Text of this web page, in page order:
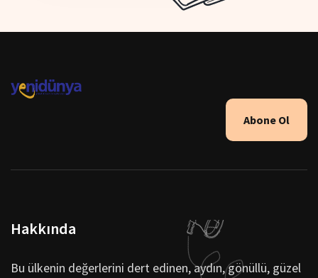
Abone Ol
Hakkında
Bu ülkenin değerlerini dert edinen, aydın, gönüllü, güzel